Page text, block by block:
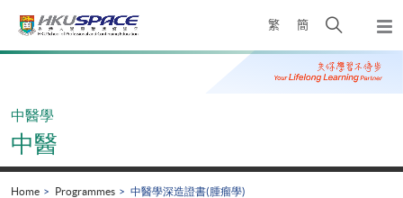
繁 簡
Open
search
panel
Main
中醫學
中醫
Home Programmes 中醫學深造證書(腫瘤學)